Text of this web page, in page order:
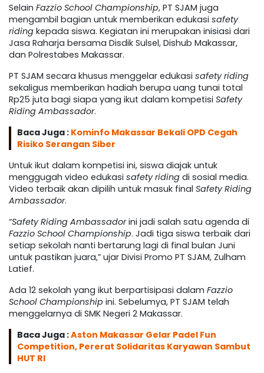
Selain Fazzio School Championship, PT SJAM juga
mengambil bagian untuk memberikan edukasi safety
riding kepada siswa. Kegiatan ini merupakan inisiasi dari
Jasa Raharja bersama Disdik Sulsel, Dishub Makassar,
dan Polrestabes Makassar.
PT SJAM secara khusus menggelar edukasi safety riding
sekaligus memberikan hadiah berupa uang tunai total
Rp25 juta bagi siapa yang ikut dalam kompetisi Safety
Riding Ambassador.
Baca Juga : Kominfo Makassar Bekali OPD Cegah
Risiko Serangan Siber
Untuk ikut dalam kompetisi ini, siswa diajak untuk
menggugah video edukasi safety riding di sosial media.
Video terbaik akan dipilih untuk masuk final Safety Riding
Ambassador.
“Safety Riding Ambassadorini jadi salah satu agenda di
Fazzio School Championship. Jadi tiga siswa terbaik dari
setiap sekolah nanti bertarung lagi di final bulan Juni
untuk pastikan juara,” ujar Divisi Promo PT SJAM, Zulham
Latief.
Ada 12 sekolah yang ikut berpartisipasi dalam Fazzio
School Championship ini. Sebelumya, PT SJAM telah
menggelarnya di SMK Negeri 2 Makassar.
Baca Juga :Aston Makassar Gelar Padel Fun
Competition, Pererat Solidaritas Karyawan Sambut
HUT RI